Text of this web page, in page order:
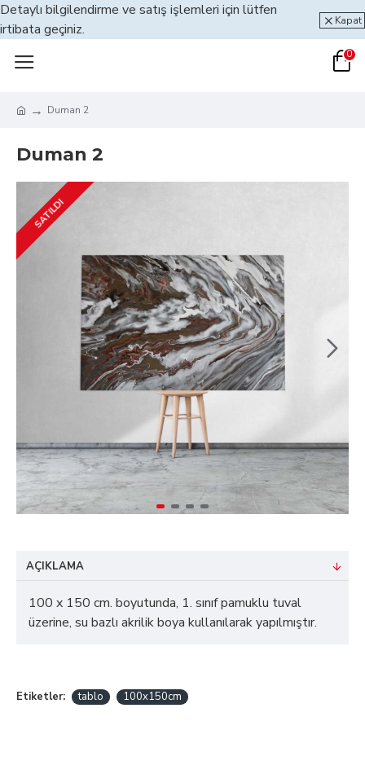
Detaylı bilgilendirme ve satış işlemleri için lütfen
irtibata geçiniz.
Kapat
0
Duman 2
Duman 2
SATILDI
AÇIKLAMA
100 x 150 cm. boyutunda, 1. sınıf pamuklu tuval
üzerine, su bazlı akrilik boya kullanılarak yapılmıştır.
Etiketler: tablo 100x150cm